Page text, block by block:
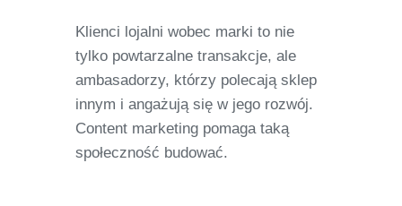
Klienci lojalni wobec marki to nie
tylko powtarzalne transakcje, ale
ambasadorzy, którzy polecają sklep
innym i angażują się w jego rozwój.
Content marketing pomaga taką
społeczność budować.